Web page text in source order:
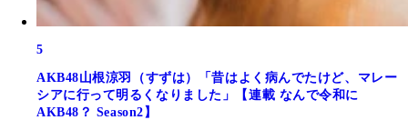
5
AKB48山根涼羽（すずは）「昔はよく病んでたけど、マレー
シアに行って明るくなりました」【連載 なんで令和に
AKB48？ Season2】